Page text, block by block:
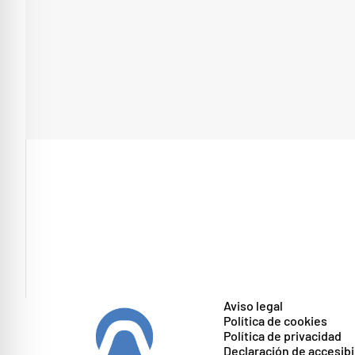
Aviso legal
Política de cookies
Política de privacidad
Declaración de